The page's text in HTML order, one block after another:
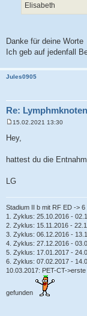
Elisabeth
Danke für deine Worte
Ich geb auf jedenfall
Jules0905
Re:
i
a
15.02.2021 13:30
Hey,
hattest du die
LG
Stadium II b mit RF ED -> 6
1. Zyklus: 25.10.2016 -
2. Zyklus: 15.11.2016 -
3. Zyklus: 06.12.2016 -
4. Zyklus: 27.12.2016 -
5. Zyklus: 17.01.2017 -
6. Zyklus: 07.02.2017 -
10.03.2017: PET-CT-
gefunden